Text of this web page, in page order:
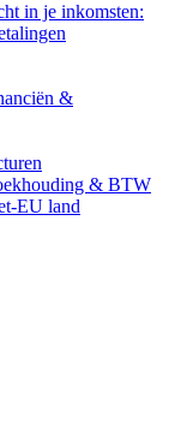
in je inkomsten:
&
& BTW
EU land